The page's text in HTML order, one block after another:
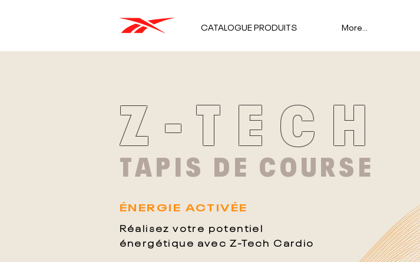
CATALOGUE PRODUITS More...
Z-TECH
TAPIS DE COURSE
ÉNERGIE ACTIVÉE
Réalisez votre potentiel
énergétique avec Z-Tech Cardio